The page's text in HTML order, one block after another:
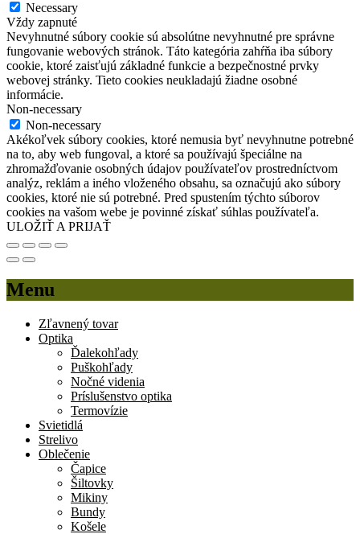
Necessary
Vždy zapnuté
Nevyhnutné súbory cookie sú absolútne nevyhnutné pre správne
fungovanie webových stránok. Táto kategória zahŕňa iba súbory
cookie, ktoré zaisťujú základné funkcie a bezpečnostné prvky
webovej stránky. Tieto cookies neukladajú žiadne osobné
informácie.
Non-necessary
Non-necessary
Akékoľvek súbory cookies, ktoré nemusia byť nevyhnutne potrebné
na to, aby web fungoval, a ktoré sa používajú špeciálne na
zhromažďovanie osobných údajov používateľov prostredníctvom
analýz, reklám a iného vloženého obsahu, sa označujú ako súbory
cookies, ktoré nie sú potrebné. Pred spustením týchto súborov
cookies na vašom webe je povinné získať súhlas používateľa.
ULOŽIŤ A PRIJAŤ
Menu
Zľavnený tovar
Optika
Ďalekohľady
Puškohľady
Nočné videnia
Príslušenstvo optika
Termovízie
Svietidlá
Strelivo
Oblečenie
Čapice
Šiltovky
Mikiny
Bundy
Košele